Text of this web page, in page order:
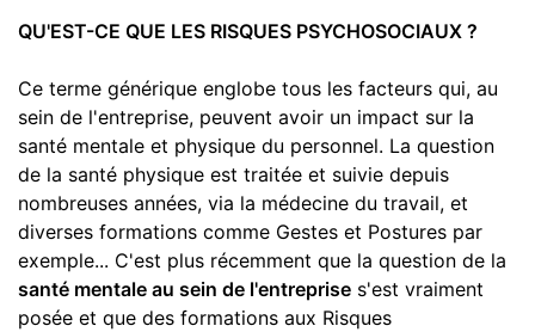
QU'EST-CE QUE LES RISQUES PSYCHOSOCIAUX ?
Ce terme générique englobe tous les facteurs qui, au
sein de l'entreprise, peuvent avoir un impact sur la
santé mentale et physique du personnel. La question
de la santé physique est traitée et suivie depuis
nombreuses années, via la médecine du travail, et
diverses formations comme Gestes et Postures par
exemple... C'est plus récemment que la question de la
santé mentale au sein de l'entreprise s'est vraiment
posée et que des formations aux Risques